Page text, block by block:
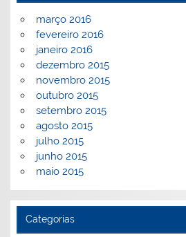
março 2016
fevereiro 2016
janeiro 2016
dezembro 2015
novembro 2015
outubro 2015
setembro 2015
agosto 2015
julho 2015
junho 2015
maio 2015
Categorias